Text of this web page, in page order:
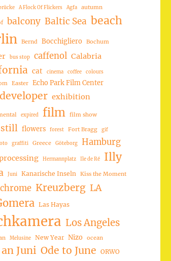
A Flock Of Flickers Agfa autumn
balcony Baltic Sea beach
Bernd Bocchigliero Bochum
bus stop caffenol Calabria
cat cinema coffee colours
Easter Echo Park Film Center
exhibition
expired film film show
flowers forest Fort Bragg gif
graffiti Greece Göteborg Hamburg
Hermannplatz Ile de Ré Illy
Juni Kanarische Inseln Kiss the Moment
Kreuzberg LA
Las Hayas
Los Angeles
Melusine New Year Nizo ocean
Juni Ode to June ORWO